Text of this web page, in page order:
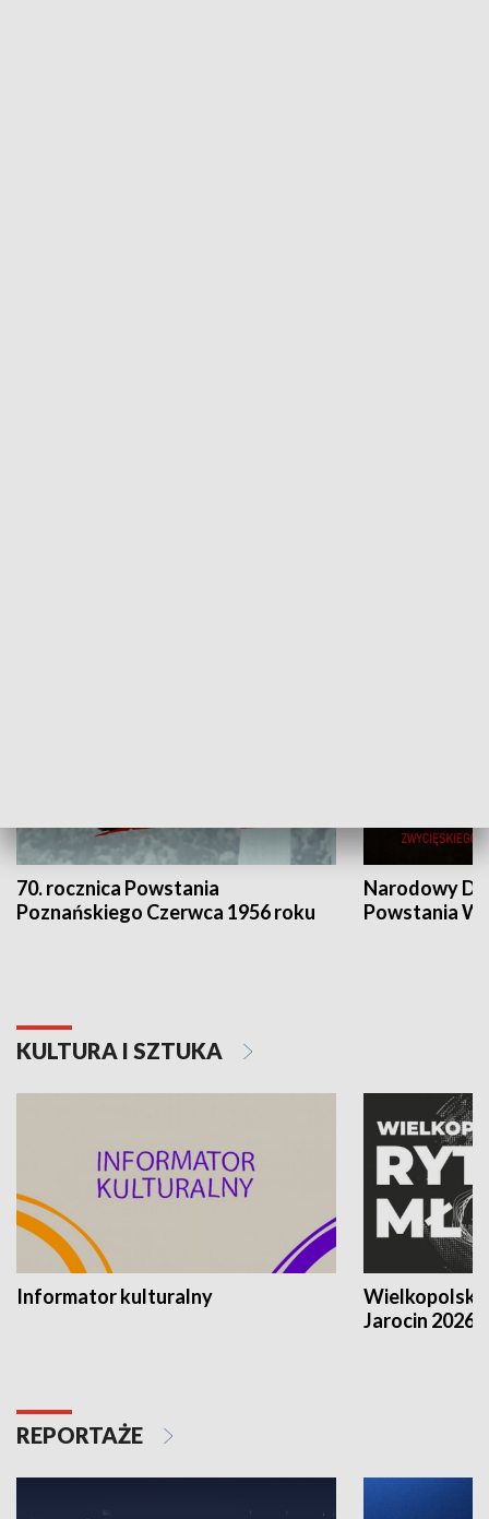
70. rocznica Powstania
Poznańskiego Czerwca 1956 roku
Narodowy
Powstania
KULTURA I SZTUKA
Informator kulturalny
Jarocin 2026
REPORTAŻE